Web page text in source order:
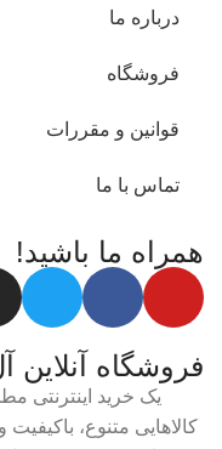
درباره ما
فروشگاه
قوانین و مقررات
تماس با ما
همراه ما باشید!
فروشگاه آنلاین
یک خرید اینترنتی
کالاهایی متنوع،